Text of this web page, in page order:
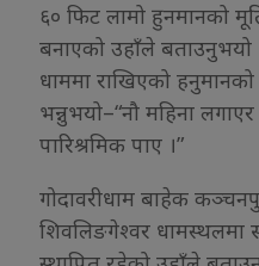
६० फिट लामो हुनमानको
बनाएको उहाँले बताउनुभयो ।
धाममा राखिएको
भन्नुभयो–“नौ महिना
पारिश्रमिक पाए ।”
गोदावरीधाम बाहेक
शिवलिङगेश्वर